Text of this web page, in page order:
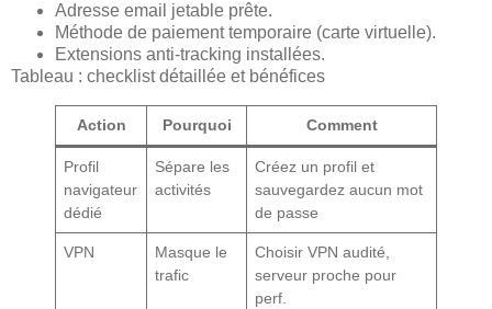
Adresse email jetable prête.
Méthode de paiement temporaire (carte virtuelle).
Extensions anti-tracking installées.
Tableau : checklist détaillée et bénéfices
Action Pourquoi Comment
Profil
navigateur
dédié
Sépare les
activités
Créez un profil et
sauvegardez aucun mot
de passe
VPN
Masque le
trafic
Choisir VPN audité,
serveur proche pour
perf.